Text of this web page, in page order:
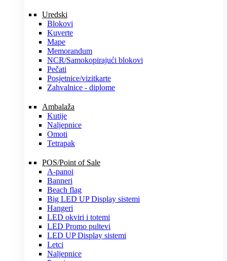
Uredski
Blokovi
Kuverte
Mape
Memorandum
NCR/Samokopirajući blokovi
Pečati
Posjetnice/vizitkarte
Zahvalnice - diplome
Ambalaža
Kutije
Naljepnice
Omoti
Tetrapak
POS/Point of Sale
A-panoi
Banneri
Beach flag
Big LED UP Display sistemi
Hangeri
LED okviri i totemi
LED Promo pultevi
LED UP Display sistemi
Letci
Naljepnice